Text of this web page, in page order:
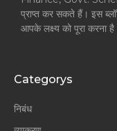
प्राप्त कर सकते हैं। इस
आपके लक्ष्य को पूरा करना
Categorys
निबंध